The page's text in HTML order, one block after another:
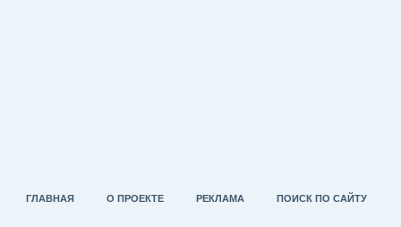
ГЛАВНАЯ О ПРОЕКТЕ РЕКЛАМА ПОИСК ПО САЙТУ